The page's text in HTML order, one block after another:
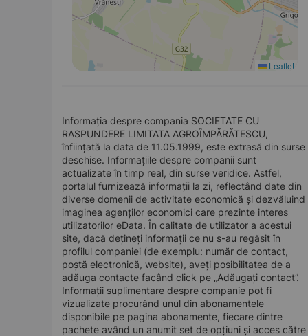
Leaflet
Informația despre compania SOCIETATE CU
RASPUNDERE LIMITATA AGROÎMPĂRĂTESCU,
înființată la data de 11.05.1999, este extrasă din surse
deschise. Informațiile despre companii sunt
actualizate în timp real, din surse veridice. Astfel,
portalul furnizează informații la zi, reflectând date din
diverse domenii de activitate economică și dezvăluind
imaginea agenților economici care prezinte interes
utilizatorilor eData. În calitate de utilizator a acestui
site, dacă dețineți informații ce nu s-au regăsit în
profilul companiei (de exemplu: număr de contact,
poștă electronică, website), aveți posibilitatea de a
adăuga contacte facând click pe „Adăugați contact”.
Informații suplimentare despre companie pot fi
vizualizate procurând unul din abonamentele
disponibile pe pagina abonamente, fiecare dintre
pachete având un anumit set de opțiuni și acces către